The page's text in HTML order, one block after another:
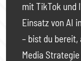
mit TikTok und
Einsatz von AI
– bist du
Media